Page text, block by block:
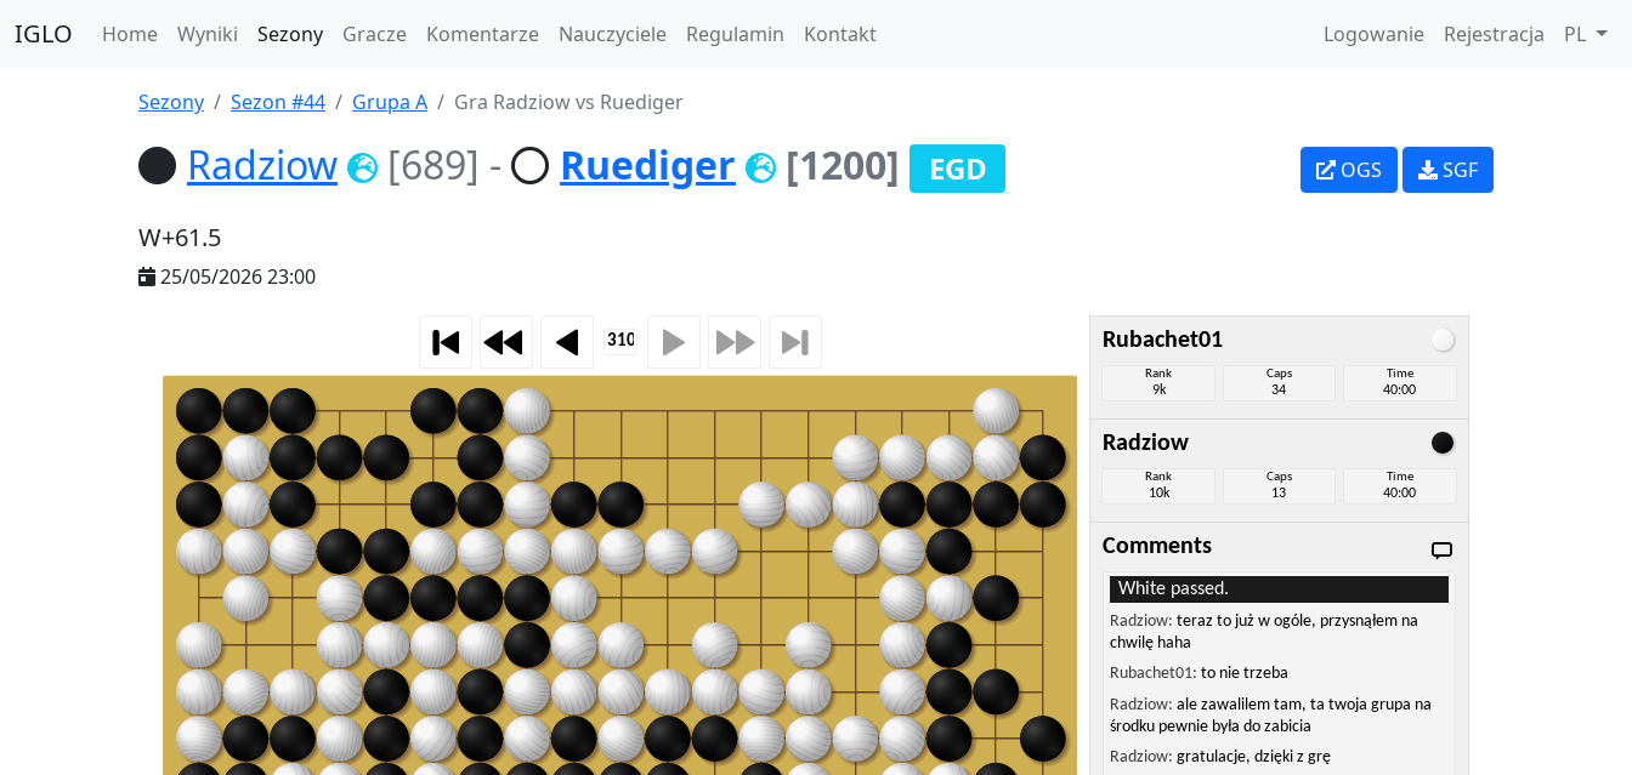
IGLO Home Wyniki Sezony Gracze Komentarze Nauczyciele Regulamin Kontakt Logowanie Rejestracja PL
Sezony Sezon #44 Grupa A Gra Radziow vs Ruediger
Radziow [689] - Ruediger [1200] EGD OGS SGF
W+61.5
25/05/2026 23:00
Rubachet01
Rank
9k
Caps
34
Time
40:00
Radziow
Rank
10k
Caps
13
Time
40:00
Comments
White passed.
Radziow: teraz to już w ogóle, przysnąłem na
chwilę haha
Rubachet01: to nie trzeba
Radziow: ale zawalilem tam, ta twoja grupa na
środku pewnie była do zabicia
Radziow: gratulacje, dzięki z grę